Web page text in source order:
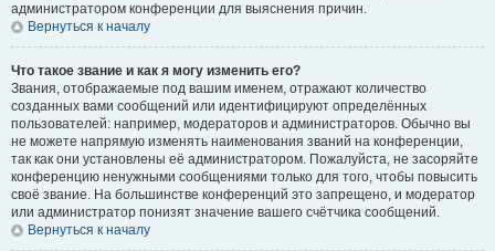
администратором конференции для выяснения причин.
Вернуться к началу
Что такое звание и как я могу изменить его?
Звания, отображаемые под вашим именем, отражают количество
созданных вами сообщений или идентифицируют определённых
пользователей: например, модераторов и администраторов. Обычно вы
не можете напрямую изменять наименования званий на конференции,
так как они установлены её администратором. Пожалуйста, не засоряйте
конференцию ненужными сообщениями только для того, чтобы повысить
своё звание. На большинстве конференций это запрещено, и модератор
или администратор понизят значение вашего счётчика сообщений.
Вернуться к началу